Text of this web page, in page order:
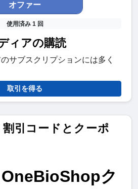
オファー
使用済み 1 回
ィアの購読
サブスクリプションには多く
取引を得る
引コードとクーポ
ク